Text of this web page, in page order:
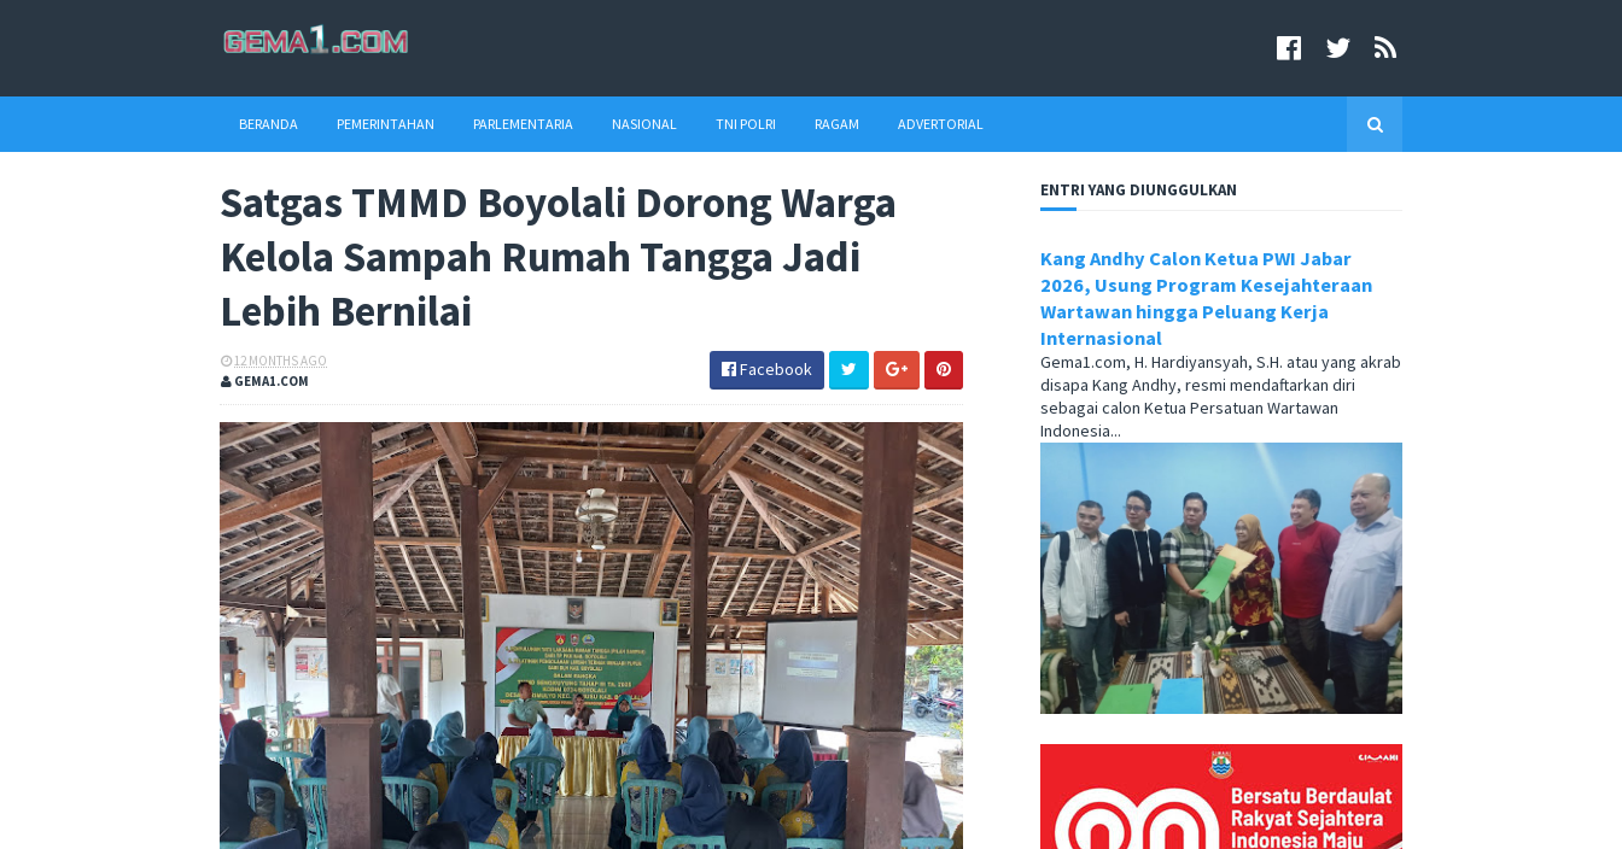
BERANDA PEMERINTAHAN PARLEMENTARIA NASIONAL TNI POLRI RAGAM ADVERTORIAL
Satgas TMMD Boyolali Dorong Warga
Kelola Sampah Rumah Tangga Jadi
Lebih Bernilai
12 MONTHS AGO
GEMA1.COM
Facebook
ENTRI YANG DIUNGGULKAN
Kang Andhy Calon Ketua PWI Jabar
2026, Usung Program Kesejahteraan
Wartawan hingga Peluang Kerja
Internasional
Gema1.com, H. Hardiyansyah, S.H. atau yang akrab
disapa Kang Andhy, resmi mendaftarkan diri
sebagai calon Ketua Persatuan Wartawan
Indonesia...